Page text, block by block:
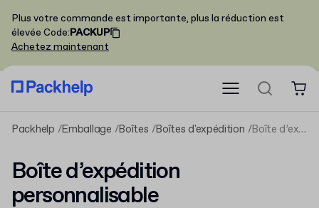
Plus votre commande est importante, plus la réduction est
élevée Code:PACKUP
Achetez maintenant
Packhelp Emballage Boîtes Boîtes d'expédition Boîte d’expédition personnalisable
Boîte d’expédition
personnalisable